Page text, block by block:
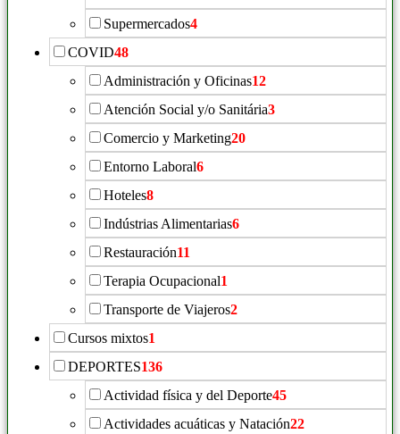
Supermercados4
COVID48
Administración y Oficinas12
Atención Social y/o Sanitária3
Comercio y Marketing20
Entorno Laboral6
Hoteles8
Indústrias Alimentarias6
Restauración11
Terapia Ocupacional1
Transporte de Viajeros2
Cursos mixtos1
DEPORTES136
Actividad física y del Deporte45
Actividades acuáticas y Natación22